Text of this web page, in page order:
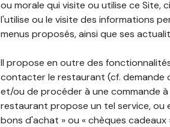
ou morale qui visite ou utilise ce Site,
l'utilise ou le visite des informations
menus proposés, ainsi que ses
Il propose en outre des
contacter le restaurant (cf. demande
et/ou de procéder à une commande
restaurant propose un tel service, ou
bons d'achat » ou « chèques